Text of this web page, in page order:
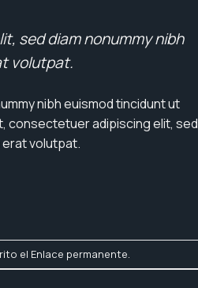
sed diam nonummy nibh
volutpat.
nibh euismod tincidunt ut
consectetuer adipiscing elit, sed
erat volutpat.
el Enlace permanente.